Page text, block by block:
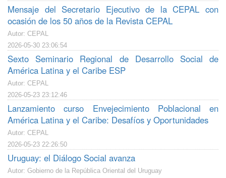
Mensaje del Secretario Ejecutivo de la CEPAL con
ocasión de los 50 años de la Revista CEPAL
Autor: CEPAL
2026-05-30 23:06:54
Sexto Seminario Regional de Desarrollo Social de
América Latina y el Caribe ESP
Autor: CEPAL
2026-05-23 23:12:46
Lanzamiento curso Envejecimiento Poblacional en
América Latina y el Caribe: Desafíos y Oportunidades
Autor: CEPAL
2026-05-23 22:26:50
Uruguay: el Diálogo Social avanza
Autor: Gobierno de la República Oriental del Uruguay